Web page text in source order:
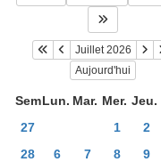
Juillet 2026
Aujourd'hui
SemLun. Mar. Mer. Jeu.
27
1 2
28
6 7 8 9